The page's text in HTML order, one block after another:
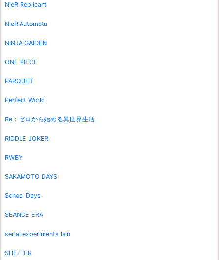
NieR Replicant
NieR:Automata
NINJA GAIDEN
ONE PIECE
PARQUET
Perfect World
Re：ゼロから始める異世界生活
RIDDLE JOKER
RWBY
SAKAMOTO DAYS
School Days
SEANCE ERA
serial experiments lain
SHELTER